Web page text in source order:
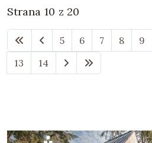
Strana 10 z 20
5 6 7 8 9
13
14